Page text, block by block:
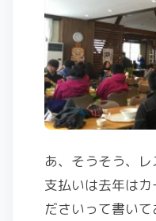
あ、そうそう、
支払いは去年は
ださいって書い